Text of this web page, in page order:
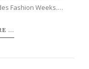
Fashion Weeks.…
...